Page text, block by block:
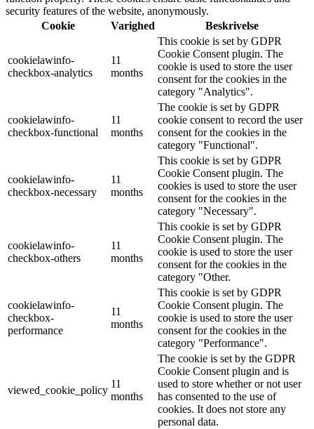
security features of the website, anonymously.
Cookie
Varighed Beskrivelse
cookielawinfo-
checkbox-analytics
11
months
This cookie is set by GDPR
Cookie Consent plugin. The
cookie is used to store the user
consent for the cookies in the
category "Analytics".
cookielawinfo-
checkbox-functional
11
months
The cookie is set by GDPR
cookie consent to record the user
consent for the cookies in the
category "Functional".
cookielawinfo-
checkbox-necessary
11
months
This cookie is set by GDPR
Cookie Consent plugin. The
cookies is used to store the user
consent for the cookies in the
category "Necessary".
cookielawinfo-
checkbox-others
11
months
This cookie is set by GDPR
Cookie Consent plugin. The
cookie is used to store the user
consent for the cookies in the
category "Other.
cookielawinfo-
checkbox-
performance
11
months
This cookie is set by GDPR
Cookie Consent plugin. The
cookie is used to store the user
consent for the cookies in the
category "Performance".
viewed_cookie_policy
11
months
The cookie is set by the GDPR
Cookie Consent plugin and is
used to store whether or not user
has consented to the use of
cookies. It does not store any
personal data.